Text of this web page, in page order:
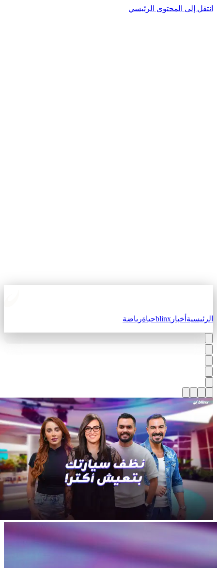
انتقل إلى المحتوى الرئيسي
الرئيسيةأخبارblinxحياةرياضة